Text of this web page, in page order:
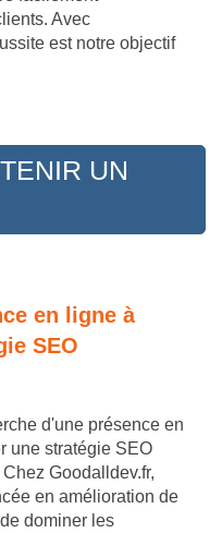
Avec
est notre objectif
UN
en ligne à
SEO
d'une présence en
une stratégie SEO
Goodalldev.fr,
en amélioration de
dominer les